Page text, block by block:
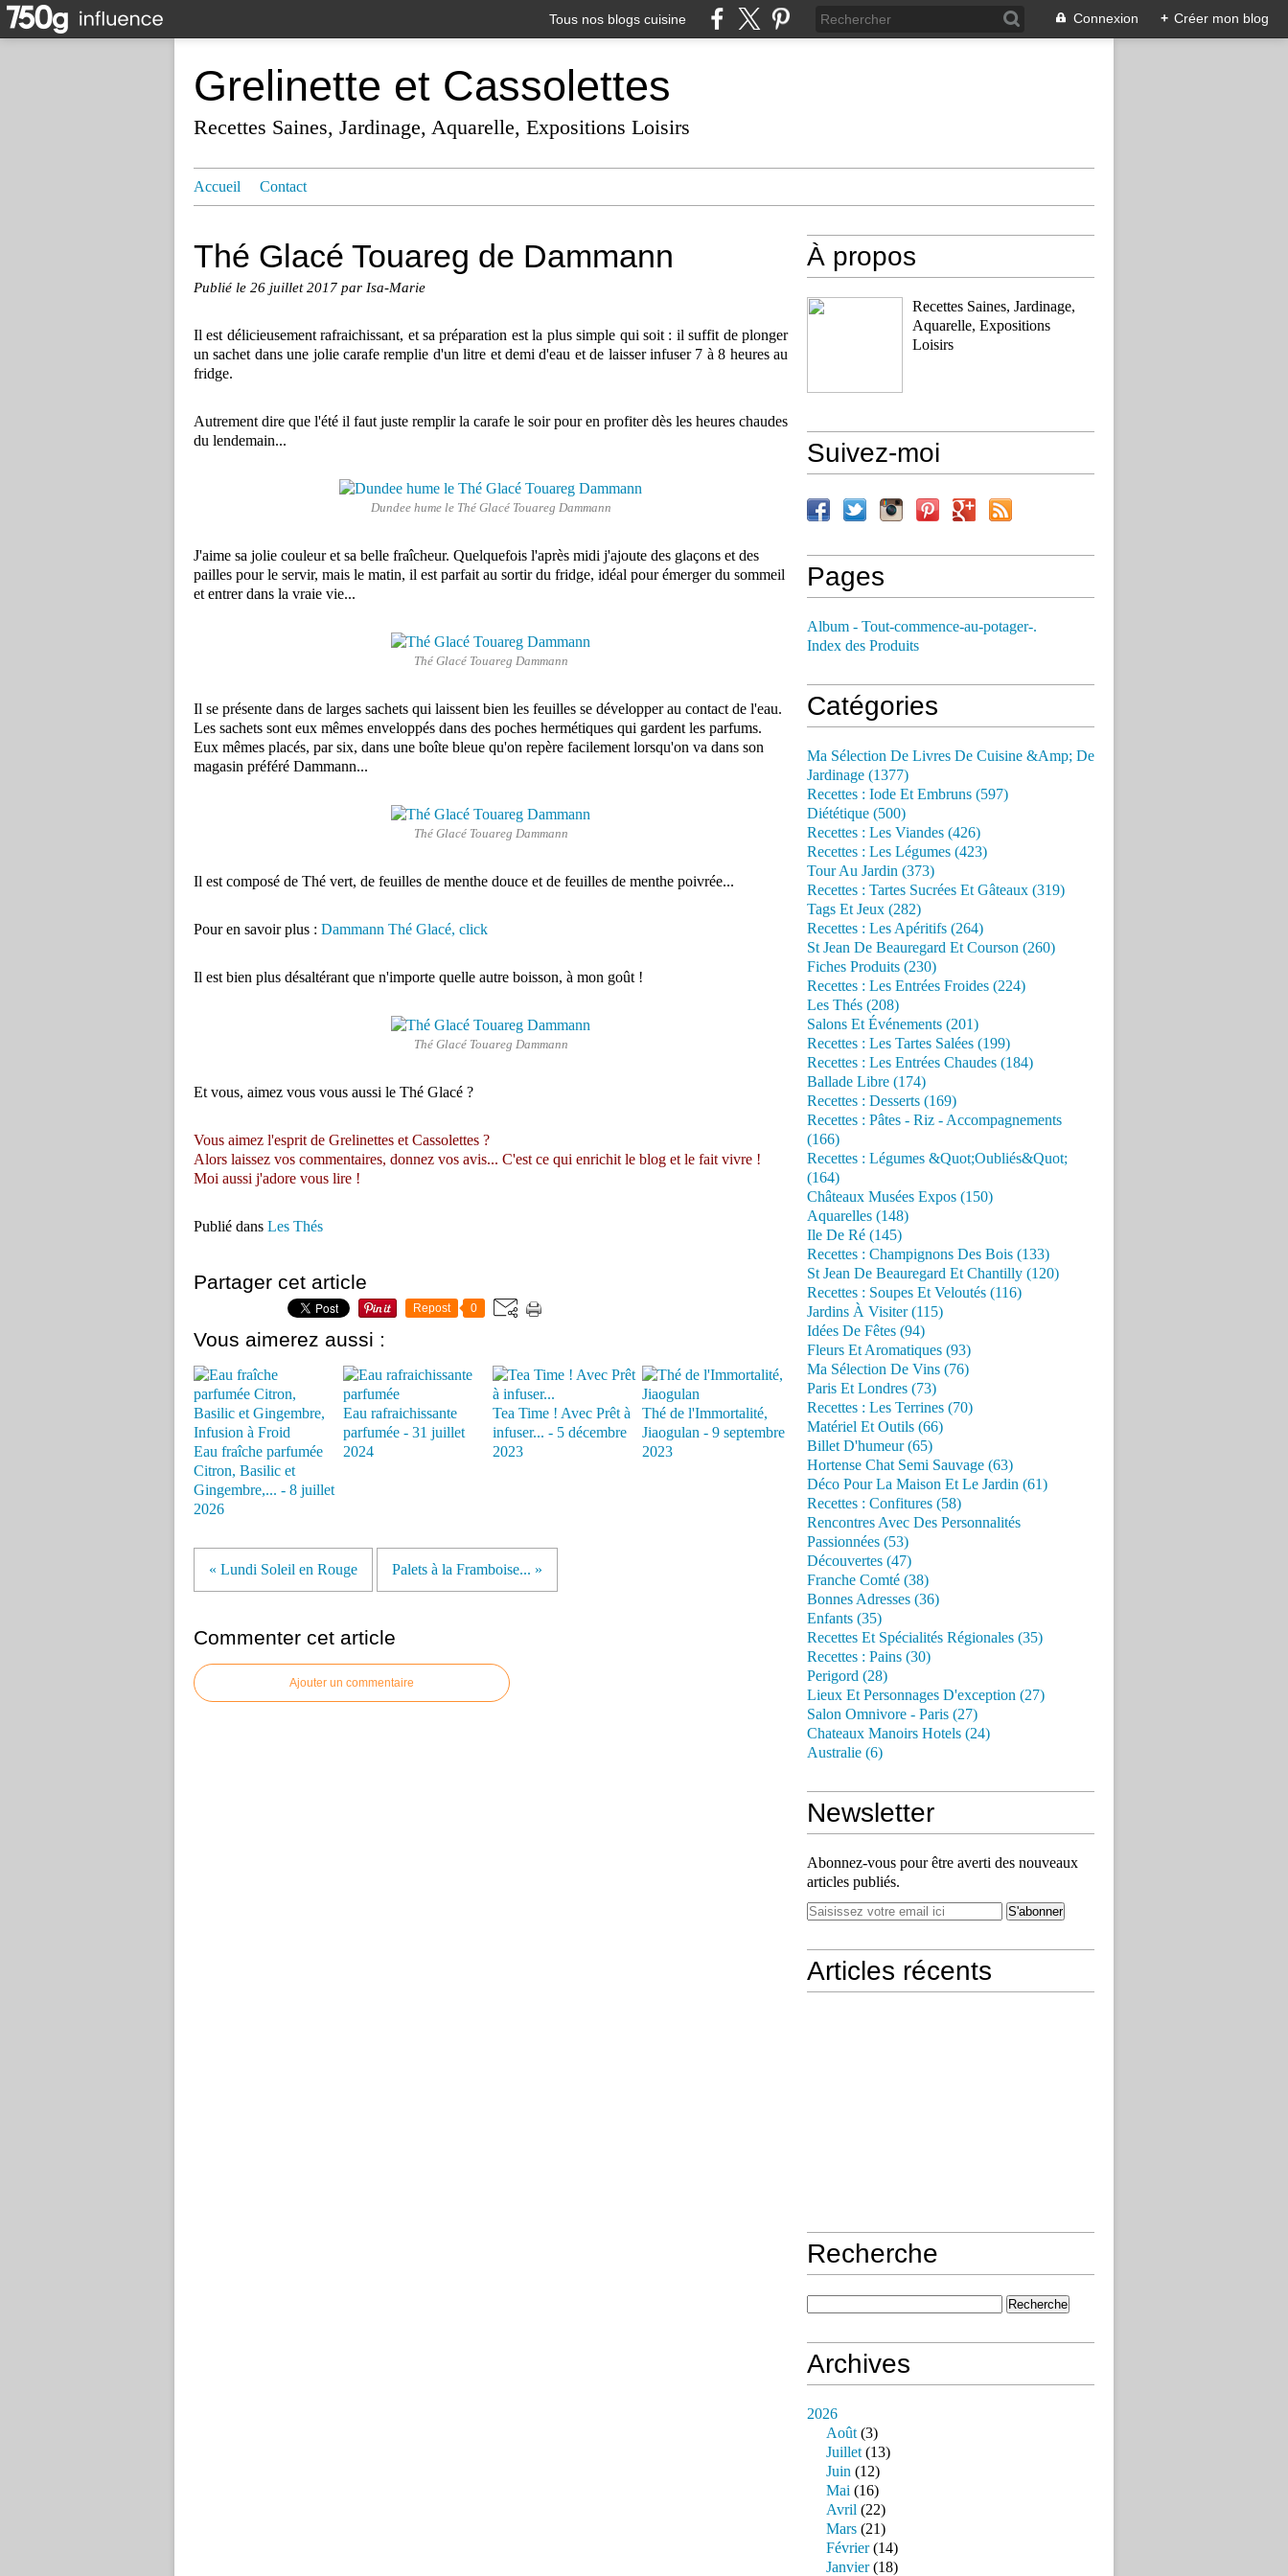
Tous nos blogs cuisine Connexion + Créer mon blog
Grelinette et Cassolettes
Recettes Saines, Jardinage, Aquarelle, Expositions Loisirs
Accueil Contact
Thé Glacé Touareg de Dammann
Publié le 26 juillet 2017 par Isa-Marie
Il est délicieusement rafraichissant, et sa préparation est la plus simple qui soit : il suffit de plonger
un sachet dans une jolie carafe remplie d'un litre et demi d'eau et de laisser infuser 7 à 8 heures au
fridge.
Autrement dire que l'été il faut juste remplir la carafe le soir pour en profiter dès les heures chaudes
du lendemain...
Dundee hume le Thé Glacé Touareg Dammann
J'aime sa jolie couleur et sa belle fraîcheur. Quelquefois l'après midi j'ajoute des glaçons et des
pailles pour le servir, mais le matin, il est parfait au sortir du fridge, idéal pour émerger du sommeil
et entrer dans la vraie vie...
Thé Glacé Touareg Dammann
Il se présente dans de larges sachets qui laissent bien les feuilles se développer au contact de l'eau.
Les sachets sont eux mêmes enveloppés dans des poches hermétiques qui gardent les parfums.
Eux mêmes placés, par six, dans une boîte bleue qu'on repère facilement lorsqu'on va dans son
magasin préféré Dammann...
Thé Glacé Touareg Dammann
Il est composé de Thé vert, de feuilles de menthe douce et de feuilles de menthe poivrée...
Pour en savoir plus : Dammann Thé Glacé, click
Il est bien plus désaltérant que n'importe quelle autre boisson, à mon goût !
Thé Glacé Touareg Dammann
Et vous, aimez vous vous aussi le Thé Glacé ?
Vous aimez l'esprit de Grelinettes et Cassolettes ?
Alors laissez vos commentaires, donnez vos avis... C'est ce qui enrichit le blog et le fait vivre !
Moi aussi j'adore vous lire !
Publié dans Les Thés
Partager cet article
Repost 0
Vous aimerez aussi :
Eau fraîche parfumée
Citron, Basilic et
Gingembre,... - 8 juillet
2026
Eau rafraichissante
parfumée - 31 juillet
2024
Tea Time ! Avec Prêt à
infuser... - 5 décembre
2023
Thé de l'Immortalité,
Jiaogulan - 9 septembre
2023
« Lundi Soleil en Rouge Palets à la Framboise... »
Commenter cet article
Ajouter un commentaire
À propos
Recettes Saines, Jardinage,
Aquarelle, Expositions
Loisirs
Suivez-moi
Pages
Album - Tout-commence-au-potager-.
Index des Produits
Catégories
Ma Sélection De Livres De Cuisine &Amp; De
Jardinage (1377)
Recettes : Iode Et Embruns (597)
Diététique (500)
Recettes : Les Viandes (426)
Recettes : Les Légumes (423)
Tour Au Jardin (373)
Recettes : Tartes Sucrées Et Gâteaux (319)
Tags Et Jeux (282)
Recettes : Les Apéritifs (264)
St Jean De Beauregard Et Courson (260)
Fiches Produits (230)
Recettes : Les Entrées Froides (224)
Les Thés (208)
Salons Et Événements (201)
Recettes : Les Tartes Salées (199)
Recettes : Les Entrées Chaudes (184)
Ballade Libre (174)
Recettes : Desserts (169)
Recettes : Pâtes - Riz - Accompagnements
(166)
Recettes : Légumes &Quot;Oubliés&Quot;
(164)
Châteaux Musées Expos (150)
Aquarelles (148)
Ile De Ré (145)
Recettes : Champignons Des Bois (133)
St Jean De Beauregard Et Chantilly (120)
Recettes : Soupes Et Veloutés (116)
Jardins À Visiter (115)
Idées De Fêtes (94)
Fleurs Et Aromatiques (93)
Ma Sélection De Vins (76)
Paris Et Londres (73)
Recettes : Les Terrines (70)
Matériel Et Outils (66)
Billet D'humeur (65)
Hortense Chat Semi Sauvage (63)
Déco Pour La Maison Et Le Jardin (61)
Recettes : Confitures (58)
Rencontres Avec Des Personnalités
Passionnées (53)
Découvertes (47)
Franche Comté (38)
Bonnes Adresses (36)
Enfants (35)
Recettes Et Spécialités Régionales (35)
Recettes : Pains (30)
Perigord (28)
Lieux Et Personnages D'exception (27)
Salon Omnivore - Paris (27)
Chateaux Manoirs Hotels (24)
Australie (6)
Newsletter
Abonnez-vous pour être averti des nouveaux
articles publiés.
Articles récents
Recherche
Archives
2026
Août(3)
Juillet(13)
Juin (12)
Mai (16)
Avril (22)
Mars (21)
Février(14)
Janvier(18)